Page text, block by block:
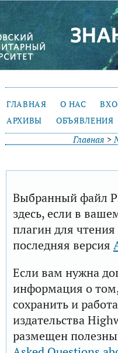
ГЛАВНАЯ О НАС
АРХИВЫ
ОБЪЯВЛЕНИЯ
Главная >
Выбранный файл
здесь, если в
плагин для
последняя версия
Если вам нужна
информация о том,
сохранить и
издательства
размещен